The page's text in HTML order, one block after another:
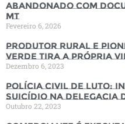
abandonado com
MT
Fevereiro 6, 2026
Produtor rural e
Verde tira a própria
Dezembro 6, 2023
Polícia Civil de luto:
suicídio na Delegacia
Outubro 22, 2023